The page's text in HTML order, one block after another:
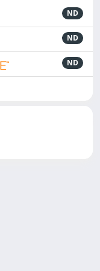
ND
ND
ND